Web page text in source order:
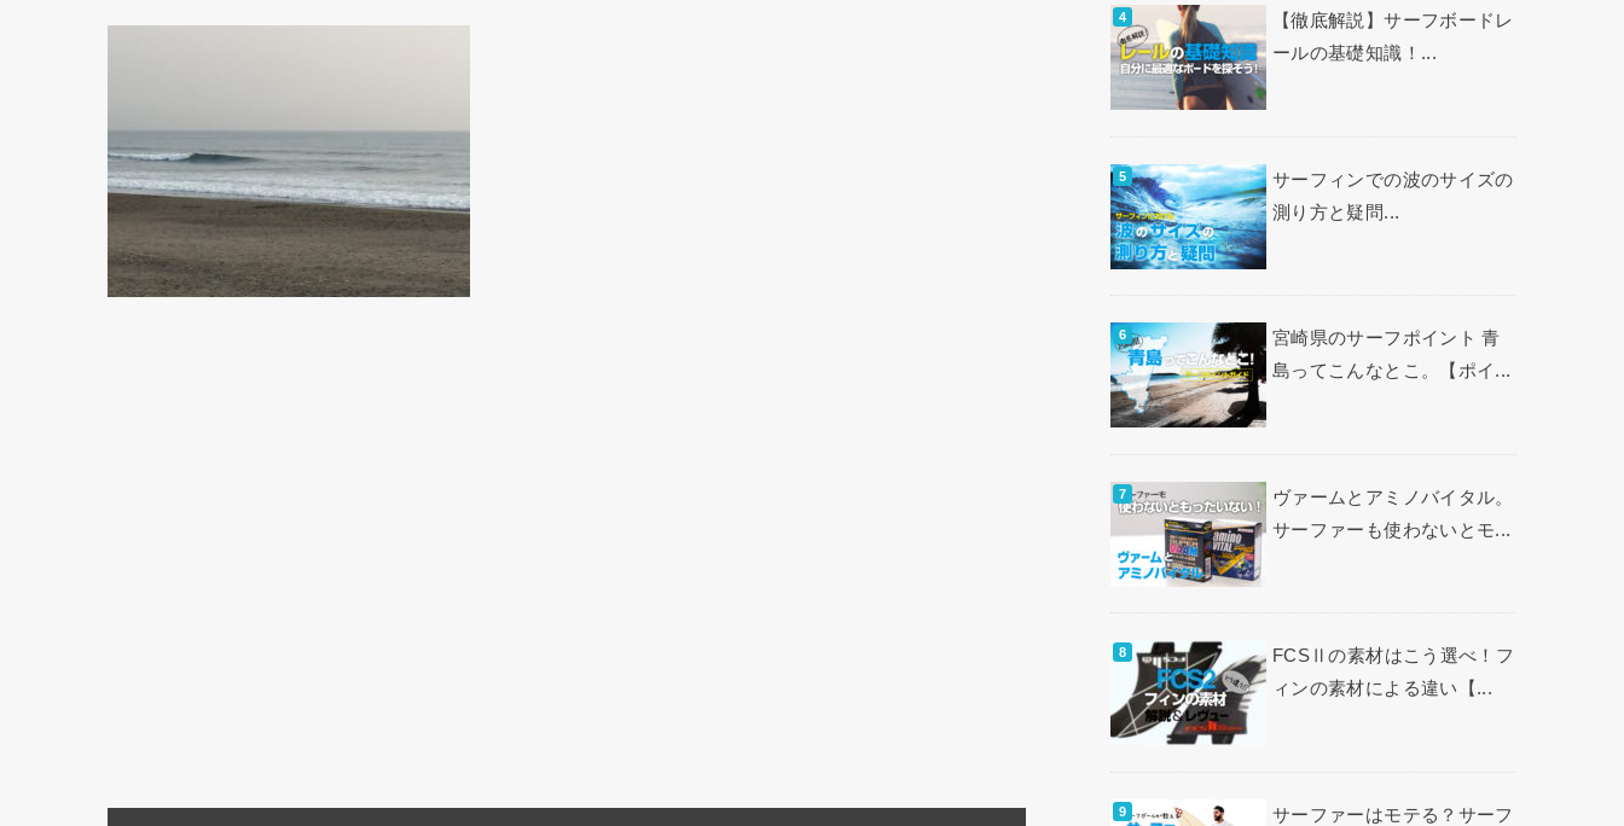
【徹底解説】サーフボードレ
ールの基礎知識！...
サーフィンでの波のサイズの
測り方と疑問...
宮崎県のサーフポイント 青
島ってこんなとこ。【ポイ...
ヴァームとアミノバイタル。
サーファーも使わないとモ...
FCSⅡの素材はこう選べ！フ
ィンの素材による違い【...
サーファーはモテる？サーフ